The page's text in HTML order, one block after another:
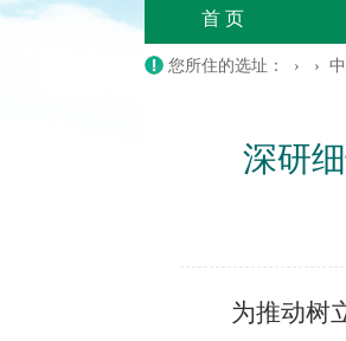
首 页
您所住的选址： › ›
深研
为推动树